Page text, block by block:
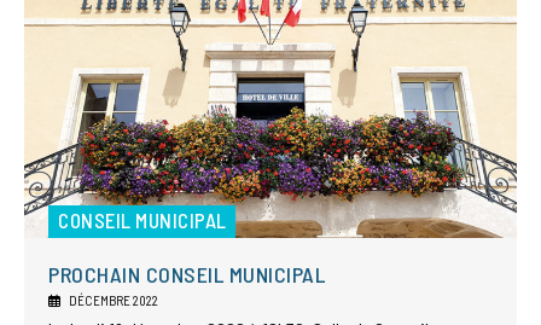
CONSEIL MUNICIPAL
PROCHAIN CONSEIL MUNICIPAL
DÉCEMBRE 2022